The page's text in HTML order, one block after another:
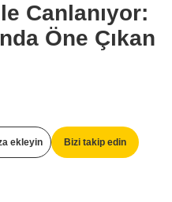
Canlanıyor:
Öne Çıkan
ekleyin Bizi takip edin